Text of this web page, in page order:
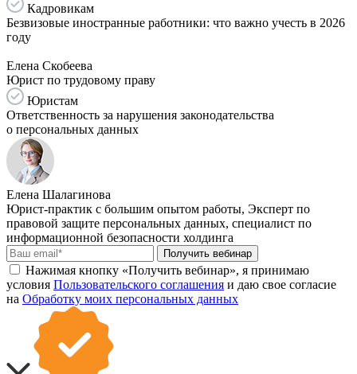
Кадровикам
Безвизовые иностранные работники: что важно учесть в 2026
году
Елена Скобеева
Юрист по трудовому праву
Юристам
Ответственность за нарушения законодательства
о персональных данных
Елена Шалагинова
Юрист-практик с большим опытом работы, Эксперт по
правовой защите персональных данных, специалист по
информационной безопасности холдинга
Получить вебинар
Нажимая кнопку «Получить вебинар», я принимаю
условия Пользовательского соглашения и даю свое согласие
на Обработку моих персональных данных